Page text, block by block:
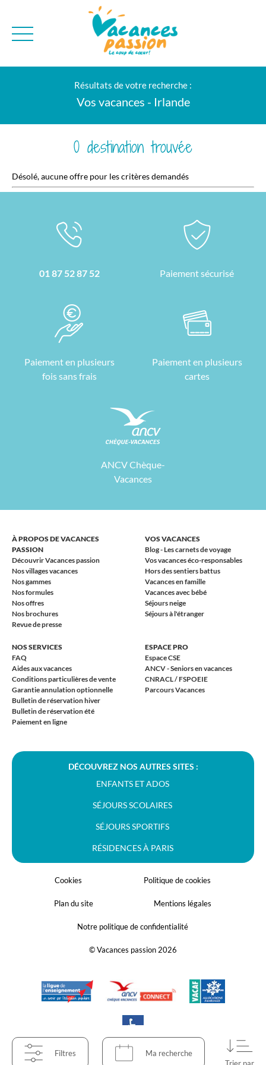
BONS PLANS
Résultats de votre recherche :
Vos vacances - Irlande
0 destination trouvée
Filtres
Ma recherche
Désolé, aucune offre pour les critères demandés
01 87 52 87 52 Paiement sécurisé
Paiement en plusieurs
fois sans frais
Paiement en plusieurs
cartes
ANCV Chèque-
Vacances
À PROPOS DE VACANCES
PASSION
Découvrir Vacances passion
Nos villages vacances
Nos gammes
Nos formules
Nos offres
Nos brochures
Revue de presse
VOS VACANCES
Blog - Les carnets de voyage
Vos vacances éco-responsables
Hors des sentiers battus
Vacances en famille
Vacances avec bébé
Séjours neige
Séjours à l'étranger
NOS SERVICES
FAQ
Aides aux vacances
Conditions particulières de vente
Garantie annulation optionnelle
Bulletin de réservation hiver
Bulletin de réservation été
Paiement en ligne
ESPACE PRO
Espace CSE
ANCV - Seniors en vacances
CNRACL / FSPOEIE
Parcours Vacances
DÉCOUVREZ NOS AUTRES SITES :
ENFANTS ET ADOS
SÉJOURS SCOLAIRES
SÉJOURS SPORTIFS
RÉSIDENCES À PARIS
Cookies Politique de cookies
Plan du site Mentions légales
Notre politique de confidentialité
© Vacances passion 2026